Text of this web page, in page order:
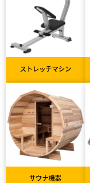
ストレッチマシン
サウナ機器